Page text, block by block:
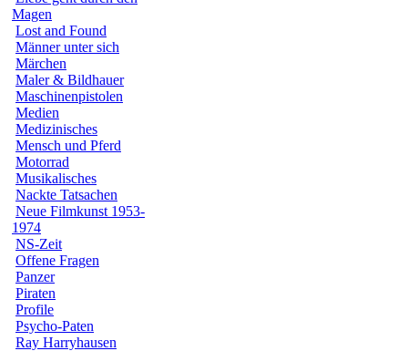
Magen
Lost and Found
Männer unter sich
Märchen
Maler & Bildhauer
Maschinenpistolen
Medien
Medizinisches
Mensch und Pferd
Motorrad
Musikalisches
Nackte Tatsachen
Neue Filmkunst 1953-
1974
NS-Zeit
Offene Fragen
Panzer
Piraten
Profile
Psycho-Paten
Ray Harryhausen